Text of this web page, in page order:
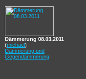
Dämmerung 08.03.2011
(michael)
Dämmerung und
Gegendämmerung